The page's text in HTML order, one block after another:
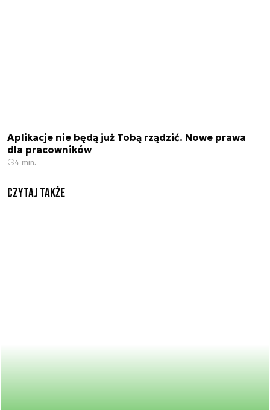
Aplikacje nie będą już Tobą rządzić. Nowe prawa
dla pracowników
4 min.
Czytaj także